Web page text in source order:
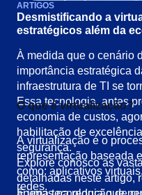
ARTIGOS
Desmistificando a
estratégicos além da
À medida que o cenário
importância estratégica
infraestrutura de TI se
Essa tecnologia, antes
economia de custos,
habilitação de
segurança.
Explore conosco as
detalhadas neste artigo,
O que é virtualização?
A virtualização é o
representação baseada
como: aplicativos
redes.